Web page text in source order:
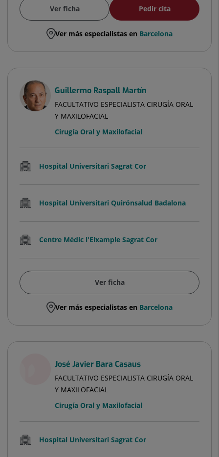
Ver ficha Pedir cita
Ver más especialistas en Barcelona
Guillermo Raspall Martín
FACULTATIVO ESPECIALISTA CIRUGÍA ORAL
Y MAXILOFACIAL
Cirugía Oral y Maxilofacial
Hospital Universitari Sagrat Cor
Hospital Universitari Quirónsalud Badalona
Centre Mèdic l'Eixample Sagrat Cor
Ver ficha
Ver más especialistas en Barcelona
José Javier Bara Casaus
FACULTATIVO ESPECIALISTA CIRUGÍA ORAL
Y MAXILOFACIAL
Cirugía Oral y Maxilofacial
Hospital Universitari Sagrat Cor